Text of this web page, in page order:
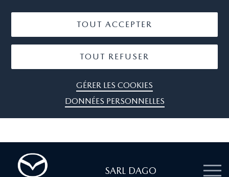
TOUT ACCEPTER
TOUT REFUSER
GÉRER LES COOKIES
DONNÉES PERSONNELLES
SARL DAGO